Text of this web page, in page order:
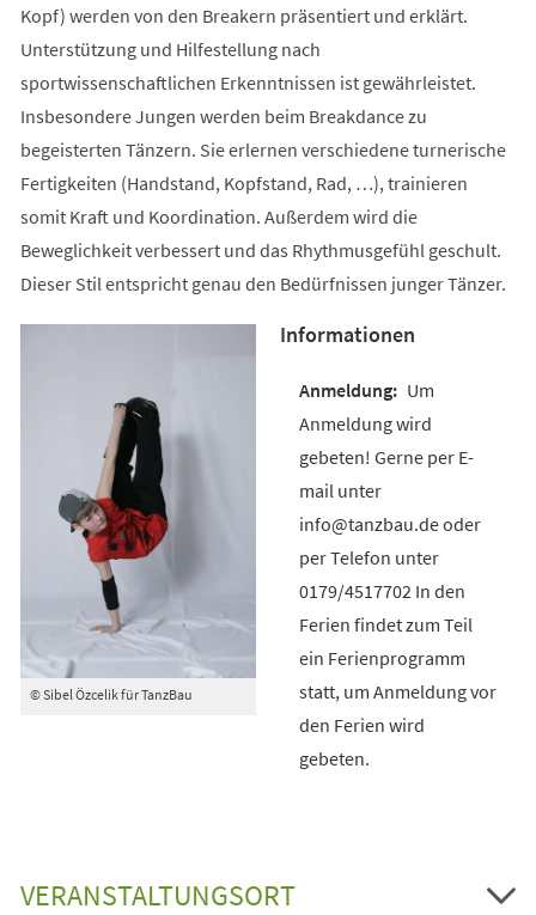
Kopf) werden von den Breakern präsentiert und erklärt.
Unterstützung und Hilfestellung nach
sportwissenschaftlichen Erkenntnissen ist gewährleistet.
Insbesondere Jungen werden beim Breakdance zu
begeisterten Tänzern. Sie erlernen verschiedene turnerische
Fertigkeiten (Handstand, Kopfstand, Rad, …), trainieren
somit Kraft und Koordination. Außerdem wird die
Beweglichkeit verbessert und das Rhythmusgefühl geschult.
Dieser Stil entspricht genau den Bedürfnissen junger Tänzer.
© Sibel Özcelik für TanzBau
Informationen
Um
Anmeldung wird
gebeten! Gerne per E-
mail unter
info@tanzbau.de oder
per Telefon unter
0179/4517702 In den
Ferien findet zum Teil
ein Ferienprogramm
statt, um Anmeldung vor
den Ferien wird
gebeten.
VERANSTALTUNGSORT